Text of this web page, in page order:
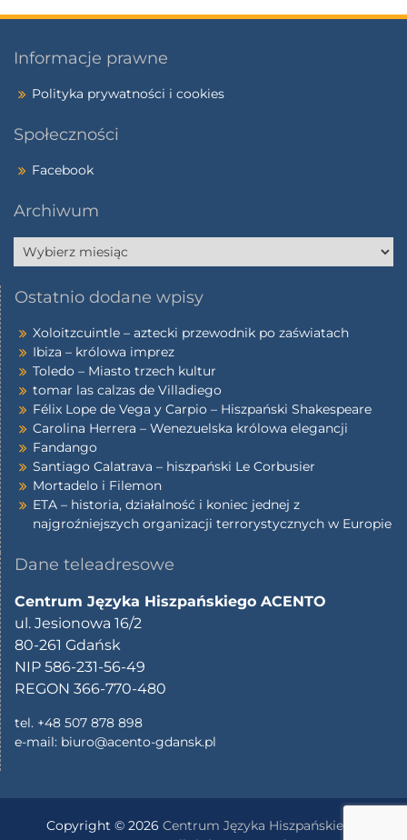
Informacje prawne
Polityka prywatności i cookies
Społeczności
Facebook
Archiwum
Ostatnio dodane wpisy
Xoloitzcuintle – aztecki przewodnik po zaświatach
Ibiza – królowa imprez
Toledo – Miasto trzech kultur
tomar las calzas de Villadiego
Félix Lope de Vega y Carpio – Hiszpański Shakespeare
Carolina Herrera – Wenezuelska królowa elegancji
Fandango
Santiago Calatrava – hiszpański Le Corbusier
Mortadelo i Filemon
ETA – historia, działalność i koniec jednej z
najgroźniejszych organizacji terrorystycznych w Europie
Dane teleadresowe
Centrum Języka Hiszpańskiego ACENTO
ul. Jesionowa 16/2
80-261 Gdańsk
NIP 586-231-56-49
REGON 366-770-480
tel. +48 507 878 898
e-mail: biuro@acento-gdansk.pl
Copyright © 2026 Centrum Języka Hiszpańskiego